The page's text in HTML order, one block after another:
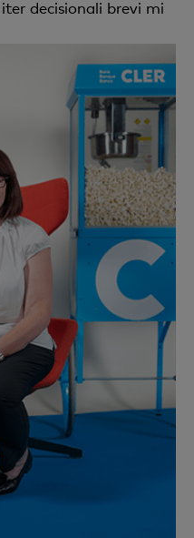
decisionali brevi mi